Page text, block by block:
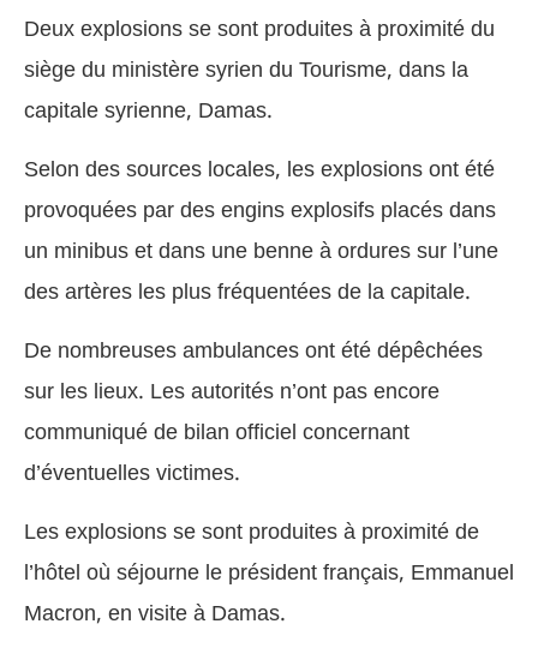
Deux explosions se sont produites à proximité du
siège du ministère syrien du Tourisme, dans la
capitale syrienne, Damas.
Selon des sources locales, les explosions ont été
provoquées par des engins explosifs placés dans
un minibus et dans une benne à ordures sur l’une
des artères les plus fréquentées de la capitale.
De nombreuses ambulances ont été dépêchées
sur les lieux. Les autorités n’ont pas encore
communiqué de bilan officiel concernant
d’éventuelles victimes.
Les explosions se sont produites à proximité de
l’hôtel où séjourne le président français, Emmanuel
Macron, en visite à Damas.